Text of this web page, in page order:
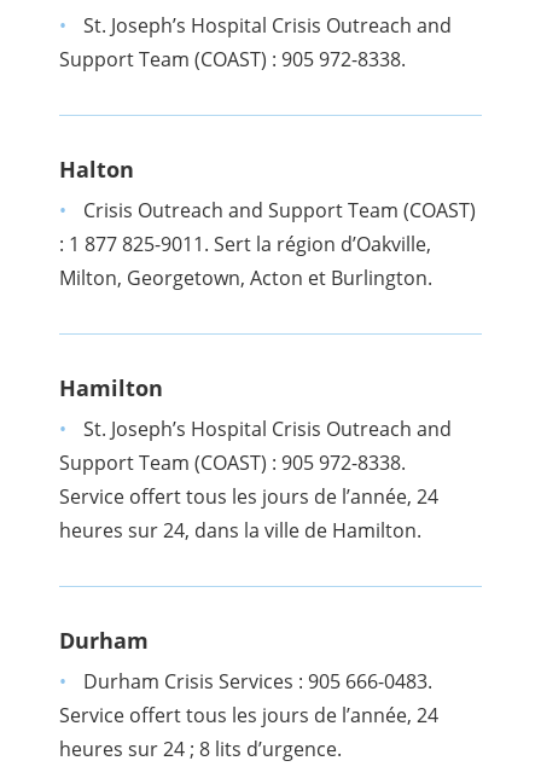
St. Joseph’s Hospital Crisis Outreach and
Support Team (COAST) : 905 972-8338.
Halton
Crisis Outreach and Support Team (COAST)
: 1 877 825-9011. Sert la région d’Oakville,
Milton, Georgetown, Acton et Burlington.
Hamilton
St. Joseph’s Hospital Crisis Outreach and
Support Team (COAST) : 905 972-8338.
Service offert tous les jours de l’année, 24
heures sur 24, dans la ville de Hamilton.
Durham
Durham Crisis Services : 905 666-0483.
Service offert tous les jours de l’année, 24
heures sur 24 ; 8 lits d’urgence.